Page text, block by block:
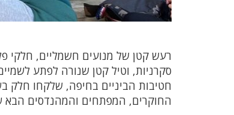
רעש קטן של מנועים חשמליים, חלקי
סקרניות, וטיל קטן שנורה לפתע
חטיבות הביניים בחיפה, שלקחו חלק
החוקרים, המפתחים והמהנדסים הבא